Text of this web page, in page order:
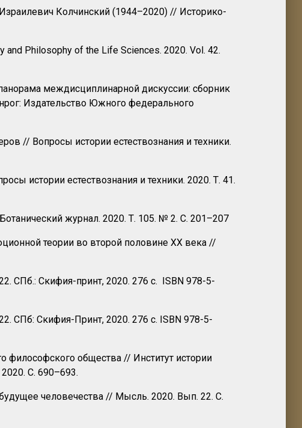
Колчинский (1944–2020) // Историко-
and Philosophy of the Life Sciences. 2020. Vol. 42.
междисциплинарной дискуссии: сборник
Издательство Южного федерального
// Вопросы истории естествознания и техники.
истории естествознания и техники. 2020. Т. 41.
журнал. 2020. Т. 105. № 2. С. 201–207
теории во второй половине ХХ века //
СПб.: Скифия-принт, 2020. 276 с. ISBN 978-5-
СПб: Скифия-Принт, 2020. 276 с. ISBN 978-5-
общества // Институт истории
С. 690–693.
человечества // Мысль. 2020. Вып. 22. С.